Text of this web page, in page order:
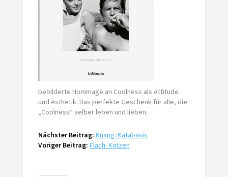
bebilderte Hommage an Coolness als Attitude
und Ästhetik. Das perfekte Geschenk für alle, die
„Coolness“ selber leben und lieben.
Nächster Beitrag: Kuang: Katabasis
Voriger Beitrag: Flach: Katzen